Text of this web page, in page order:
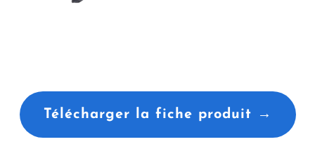
Télécharger la fiche produit →